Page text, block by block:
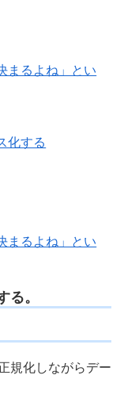
まるよね」とい
化する
まるよね」とい
。
規化しながらデー